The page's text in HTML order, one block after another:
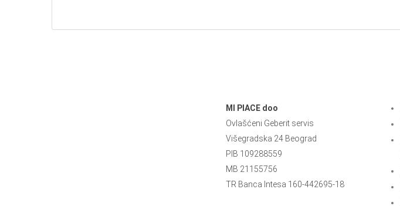
MI PIACE doo
Ovlašćeni Geberit servis
Višegradska 24 Beograd
PIB 109288559
MB 21155756
TR Banca Intesa 160-442695-18